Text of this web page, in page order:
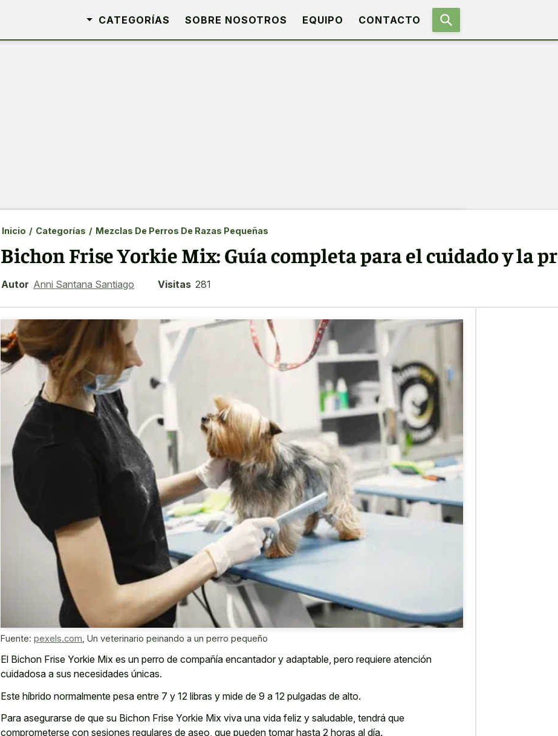
CATEGORÍAS SOBRE NOSOTROS EQUIPO CONTACTO
Inicio / Categorías / Mezclas De Perros De Razas Pequeñas
Bichon Frise Yorkie Mix: Guía completa para el cuidado y la
Autor Anni Santana Santiago Visitas 281
Fuente: pexels.com Un veterinario peinando a un perro pequeño
El Bichon Frise Yorkie Mix es un perro de compañía encantador y adaptable, pero requiere atención
cuidadosa a sus necesidades únicas.
Este híbrido normalmente pesa entre 7 y 12 libras y mide de 9 a 12 pulgadas de alto.
Para asegurarse de que su Bichon Frise Yorkie Mix viva una vida feliz y saludable, tendrá que
comprometerse con sesiones regulares de aseo, que pueden tomar hasta 2 horas al día.